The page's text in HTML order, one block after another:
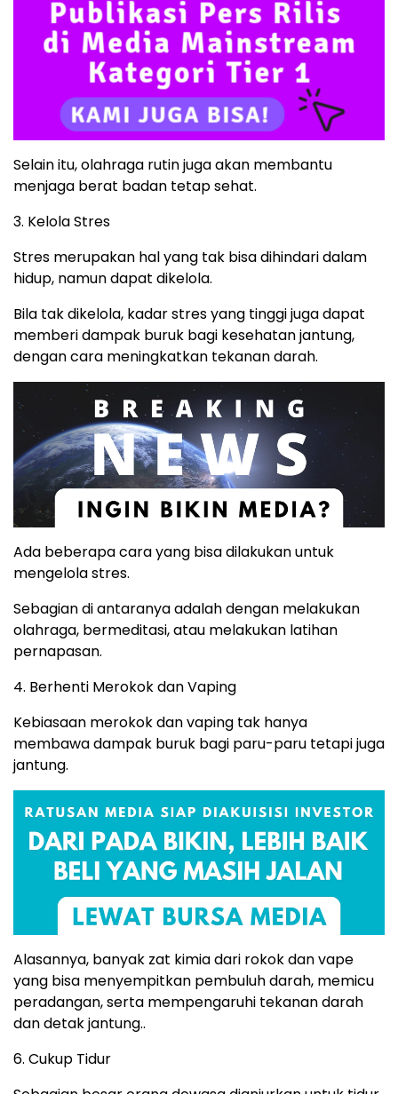
Selain itu, olahraga rutin juga akan membantu
menjaga berat badan tetap sehat.
3. Kelola Stres
Stres merupakan hal yang tak bisa dihindari dalam
hidup, namun dapat dikelola.
Bila tak dikelola, kadar stres yang tinggi juga dapat
memberi dampak buruk bagi kesehatan jantung,
dengan cara meningkatkan tekanan darah.
Ada beberapa cara yang bisa dilakukan untuk
mengelola stres.
Sebagian di antaranya adalah dengan melakukan
olahraga, bermeditasi, atau melakukan latihan
pernapasan.
4. Berhenti Merokok dan Vaping
Kebiasaan merokok dan vaping tak hanya
membawa dampak buruk bagi paru-paru tetapi juga
jantung.
Alasannya, banyak zat kimia dari rokok dan vape
yang bisa menyempitkan pembuluh darah, memicu
peradangan, serta mempengaruhi tekanan darah
dan detak jantung..
6. Cukup Tidur